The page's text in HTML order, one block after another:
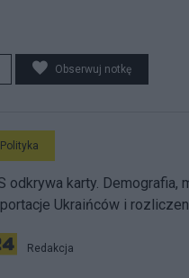
Obserwuj notkę
Polityka
odkrywa karty. Demografia,
Ukraińców i
Redakcja